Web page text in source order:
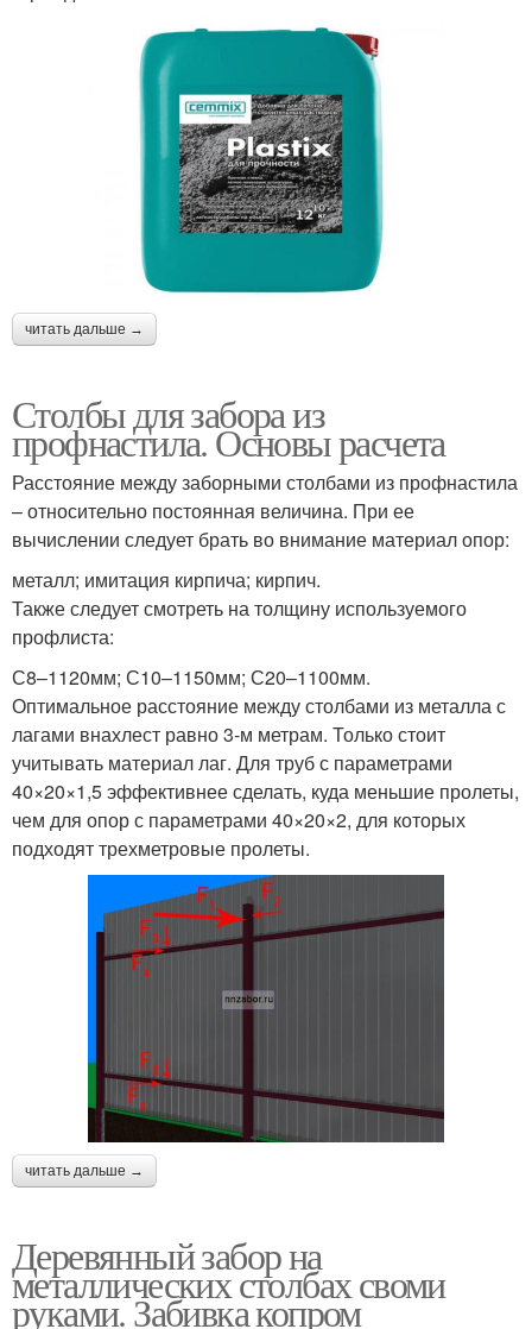
читать дальше →
Столбы для забора из
профнастила. Основы расчета
Расстояние между заборными столбами из профнастила
– относительно постоянная величина. При ее
вычислении следует брать во внимание материал опор:
металл; имитация кирпича; кирпич.
Также следует смотреть на толщину используемого
профлиста:
С8–1120мм; С10–1150мм; С20–1100мм.
Оптимальное расстояние между столбами из металла с
лагами внахлест равно 3-м метрам. Только стоит
учитывать материал лаг. Для труб с параметрами
40×20×1,5 эффективнее сделать, куда меньшие пролеты,
чем для опор с параметрами 40×20×2, для которых
подходят трехметровые пролеты.
читать дальше →
Деревянный забор на
металлических столбах своми
руками. Забивка копром